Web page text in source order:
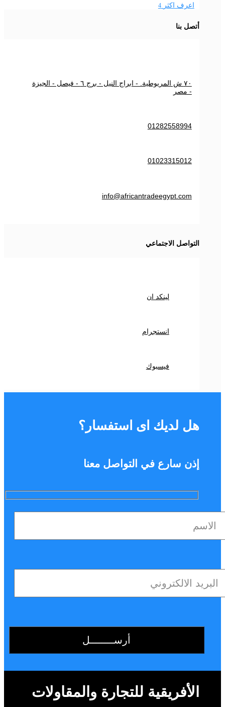
اعرف اكثر 4
أتصل بنا
٧٠ ش المريوطية. - ابراج النيل - برج ٦ - فيصل - الجيزة
- مصر
01282558994
01023315012
info@africantradeegypt.com
التواصل الاجتماعي
لينكد ان
انستجرام
فيسبوك
هل لديك اى استفسار؟
إذن سارع في التواصل معنا
الأفريقية للتجارة والمقاولات